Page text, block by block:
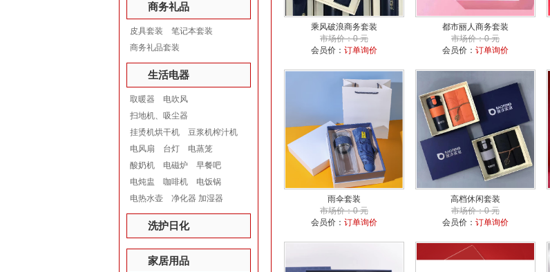
商务礼品
皮具套装
笔记本套装
商务礼品套装
生活电器
取暖器
电吹风
扫地机、吸尘器
挂烫机烘干机
豆浆机榨汁机
电风扇
台灯
电蒸笼
酸奶机
电磁炉
早餐吧
电炖盅
咖啡机
电饭锅
电热水壶
净化器 加湿器
洗护日化
家居用品
乘风破浪商务套装
市场价：0 元
会员价： 订单询价
都市丽人商务套装
市场价：0 元
会员价： 订单询价
雨伞套装
市场价：0 元
会员价： 订单询价
高档休闲套装
市场价：0 元
会员价： 订单询价